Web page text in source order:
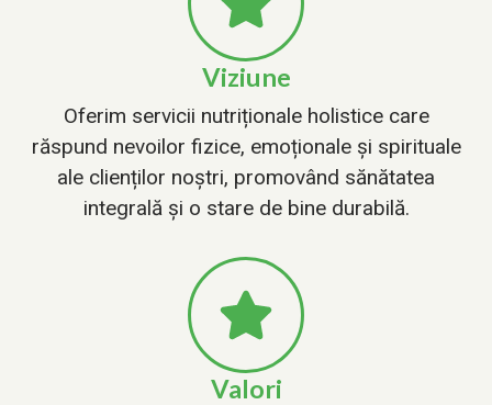
Viziune
Oferim servicii nutriționale holistice care
răspund nevoilor fizice, emoționale și spirituale
ale clienților noștri, promovând sănătatea
integrală și o stare de bine durabilă.
Valori